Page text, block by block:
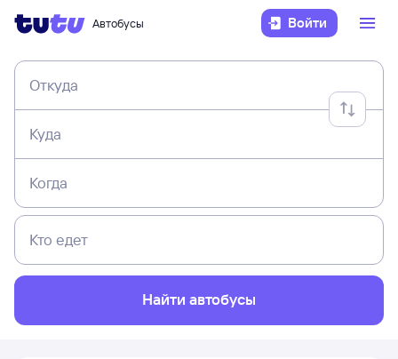
Автобусы Войти
Откуда
Куда
Когда
Кто едет
Найти автобусы